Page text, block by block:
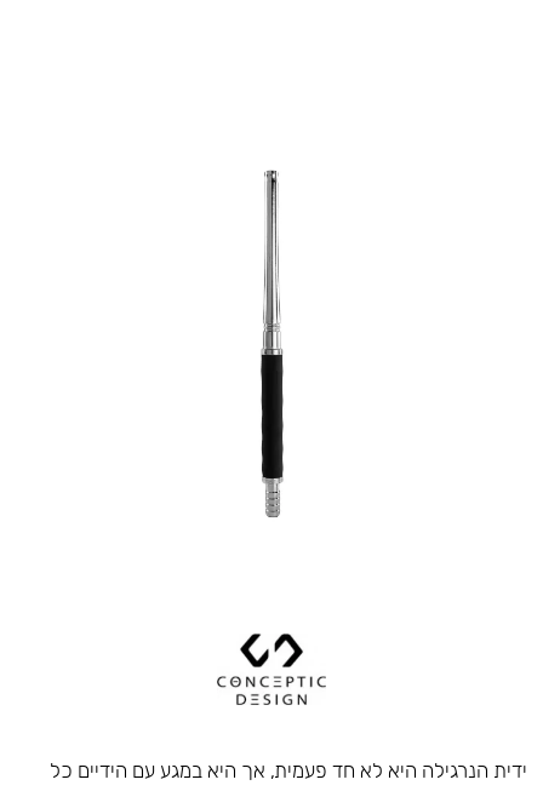
ידית הנרגילה היא לא חד פעמית, אך היא במגע עם הידיים כל